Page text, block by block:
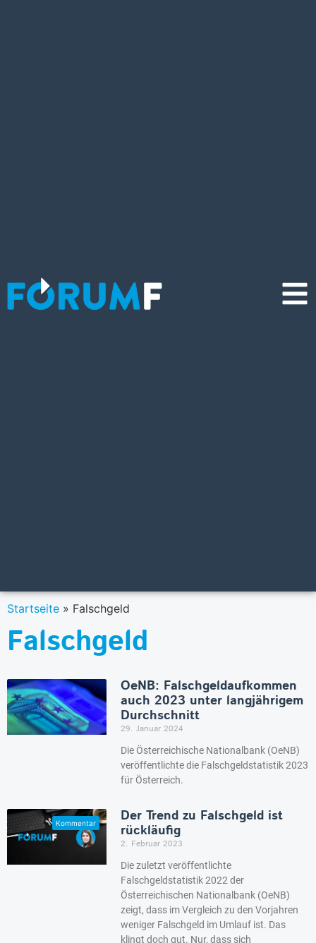
Startseite » Falschgeld
Falschgeld
OeNB: Falschgeldaufkommen
auch 2023 unter langjährigem
Durchschnitt
29. Januar 2024
Die Österreichische Nationalbank (OeNB)
veröffentlichte die Falschgeldstatistik 2023
für Österreich.
Der Trend zu Falschgeld ist
rückläufig
2. Februar 2023
Die zuletzt veröffentlichte
Falschgeldstatistik 2022 der
Österreichischen Nationalbank (OeNB)
zeigt, dass im Vergleich zu den Vorjahren
weniger Falschgeld im Umlauf ist. Das
klingt doch gut. Nur, dass sich